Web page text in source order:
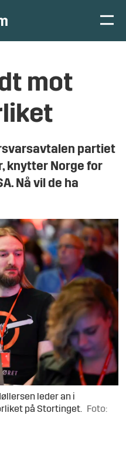
mot
partiet
knytter Norge for
Nå vil de ha
leder an i
på Stortinget.
Foto: